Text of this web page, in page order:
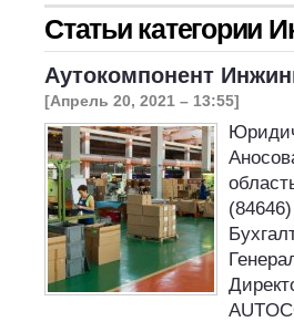
Статьи категории
Аутокомпонент
[Апрель 20, 2021 – 13:55]